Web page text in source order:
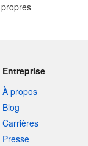
Entreprise
À propos
Blog
Carrières
Presse